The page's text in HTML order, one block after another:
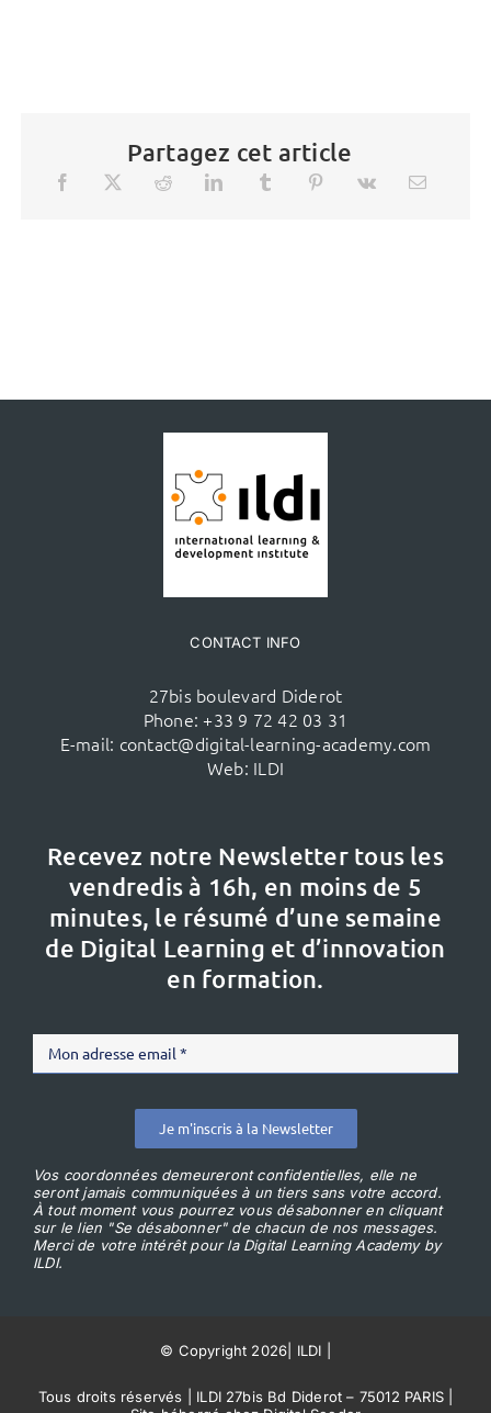
Partagez cet article
CONTACT INFO
27bis boulevard Diderot
Phone: +33 9 72 42 03 31
E-mail: contact@digital-learning-academy.com
Web: ILDI
Recevez notre Newsletter tous les
vendredis à 16h, en moins de 5
minutes, le résumé d’une semaine
de Digital Learning et d’innovation
en formation.
Je m'inscris à la Newsletter
Vos coordonnées demeureront confidentielles, elle ne
seront jamais communiquées à un tiers sans votre accord.
À tout moment vous pourrez vous désabonner en cliquant
sur le lien "Se désabonner" de chacun de nos messages.
Merci de votre intérêt pour la Digital Learning Academy by
ILDI.
© Copyright 2026 ILDI
Tous droits réservés | ILDI 27bis Bd Diderot – 75012 PARIS |